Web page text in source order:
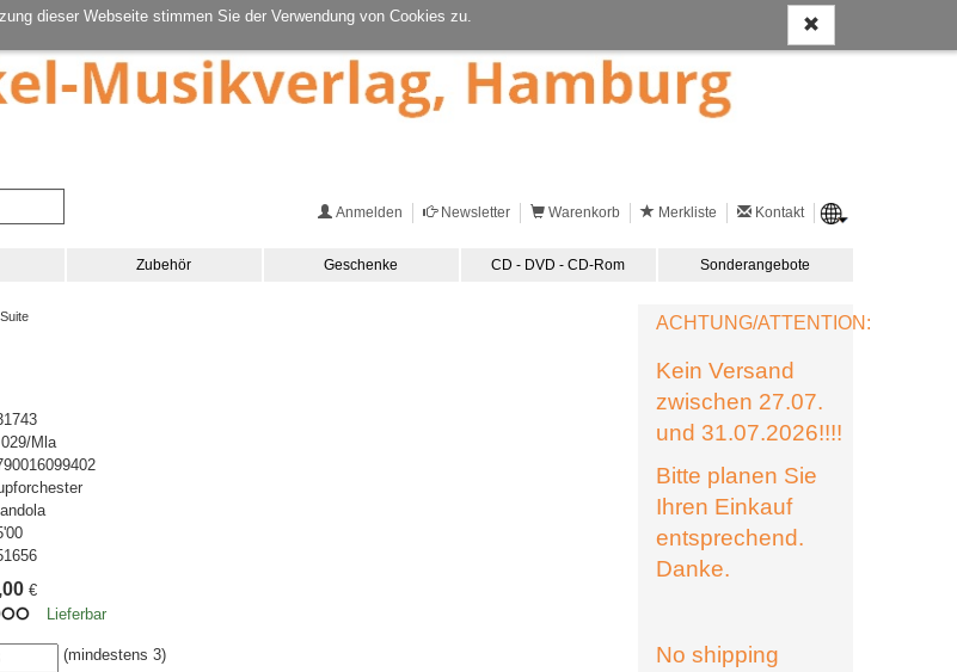
dieser Webseite stimmen Sie der Verwendung von Cookies zu.
Anmelden Newsletter Warenkorb Merkliste Kontakt
Zubehör Geschenke CD - DVD - CD-Rom Sonderangebote
Mla
€
Lieferbar
(mindestens 3)
ACHTUNG/ATTENTION:
Kein Versand
zwischen 27.07.
und 31.07.2026!!!!
Bitte planen Sie
Ihren Einkauf
entsprechend.
Danke.
No shipping